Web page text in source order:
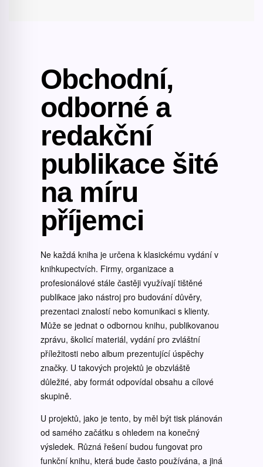
Obchodní,
odborné a
redakční
publikace šité
na míru
příjemci
Ne každá kniha je určena k klasickému vydání v
knihkupectvích. Firmy, organizace a
profesionálové stále častěji využívají tištěné
publikace jako nástroj pro budování důvěry,
prezentaci znalostí nebo komunikaci s klienty.
Může se jednat o odbornou knihu, publikovanou
zprávu, školicí materiál, vydání pro zvláštní
příležitosti nebo album prezentující úspěchy
značky. U takových projektů je obzvláště
důležité, aby formát odpovídal obsahu a cílové
skupině.
U projektů, jako je tento, by měl být tisk plánován
od samého začátku s ohledem na konečný
výsledek. Různá řešení budou fungovat pro
funkční knihu, která bude často používána, a jiná